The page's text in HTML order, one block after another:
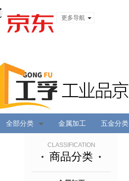
更多导航
全部分类 金属加工 五金分类
CLASSIFICATION
商品分类